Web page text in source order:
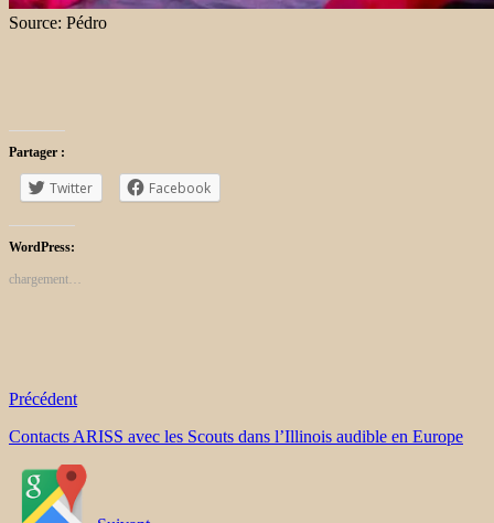
Source: Pédro
Partager :
Twitter Facebook
WordPress:
chargement…
Précédent
Contacts ARISS avec les Scouts dans l’Illinois audible en Europe